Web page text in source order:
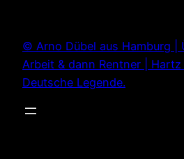
springen
© Arno Dübel aus Hamburg |
Arbeit & dann Rentner |
Deutsche Legende.